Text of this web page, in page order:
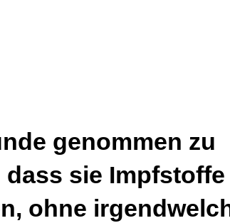
genommen zu
sie Impfstoffe
ohne